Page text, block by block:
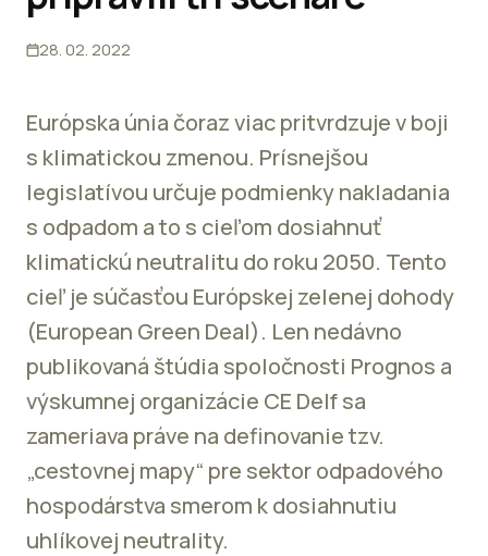
28. 02. 2022
Európska únia čoraz viac pritvrdzuje v boji
s klimatickou zmenou. Prísnejšou
legislatívou určuje podmienky nakladania
s odpadom a to s cieľom dosiahnuť
klimatickú neutralitu do roku 2050. Tento
cieľ je súčasťou Európskej zelenej dohody
(European Green Deal). Len nedávno
publikovaná štúdia spoločnosti Prognos a
výskumnej organizácie CE Delf sa
zameriava práve na definovanie tzv.
„cestovnej mapy“ pre sektor odpadového
hospodárstva smerom k dosiahnutiu
uhlíkovej neutrality.